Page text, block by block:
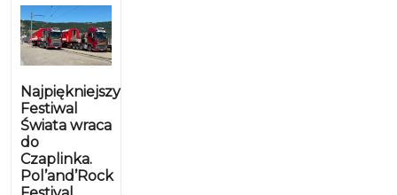
Najpiękniejszy
Festiwal
Świata wraca
do
Czaplinka.
Pol’and’Rock